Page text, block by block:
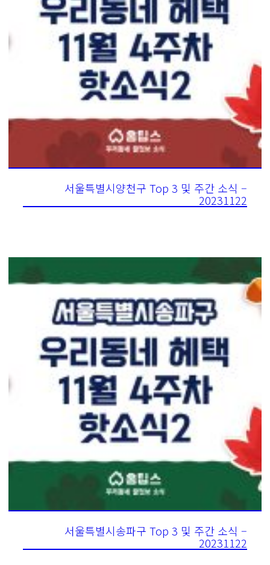
서울특별시양천구 Top 3 및 주간 소식 –
20231122
서울특별시송파구 Top 3 및 주간 소식 –
20231122